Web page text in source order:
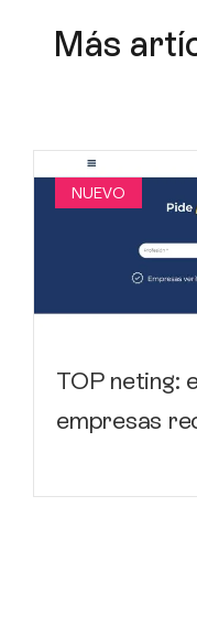
Más
NUEVO
TOP neting:
empresas